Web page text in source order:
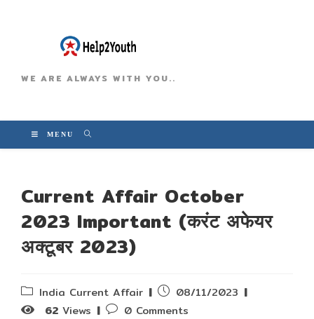
WE ARE ALWAYS WITH YOU..
MENU
Current Affair October
2023 Important (करंट अफेयर
अक्टूबर 2023)
Post
category:
India Current Affair
Post
published:
08/11/2023
62Views
Post0 Comments